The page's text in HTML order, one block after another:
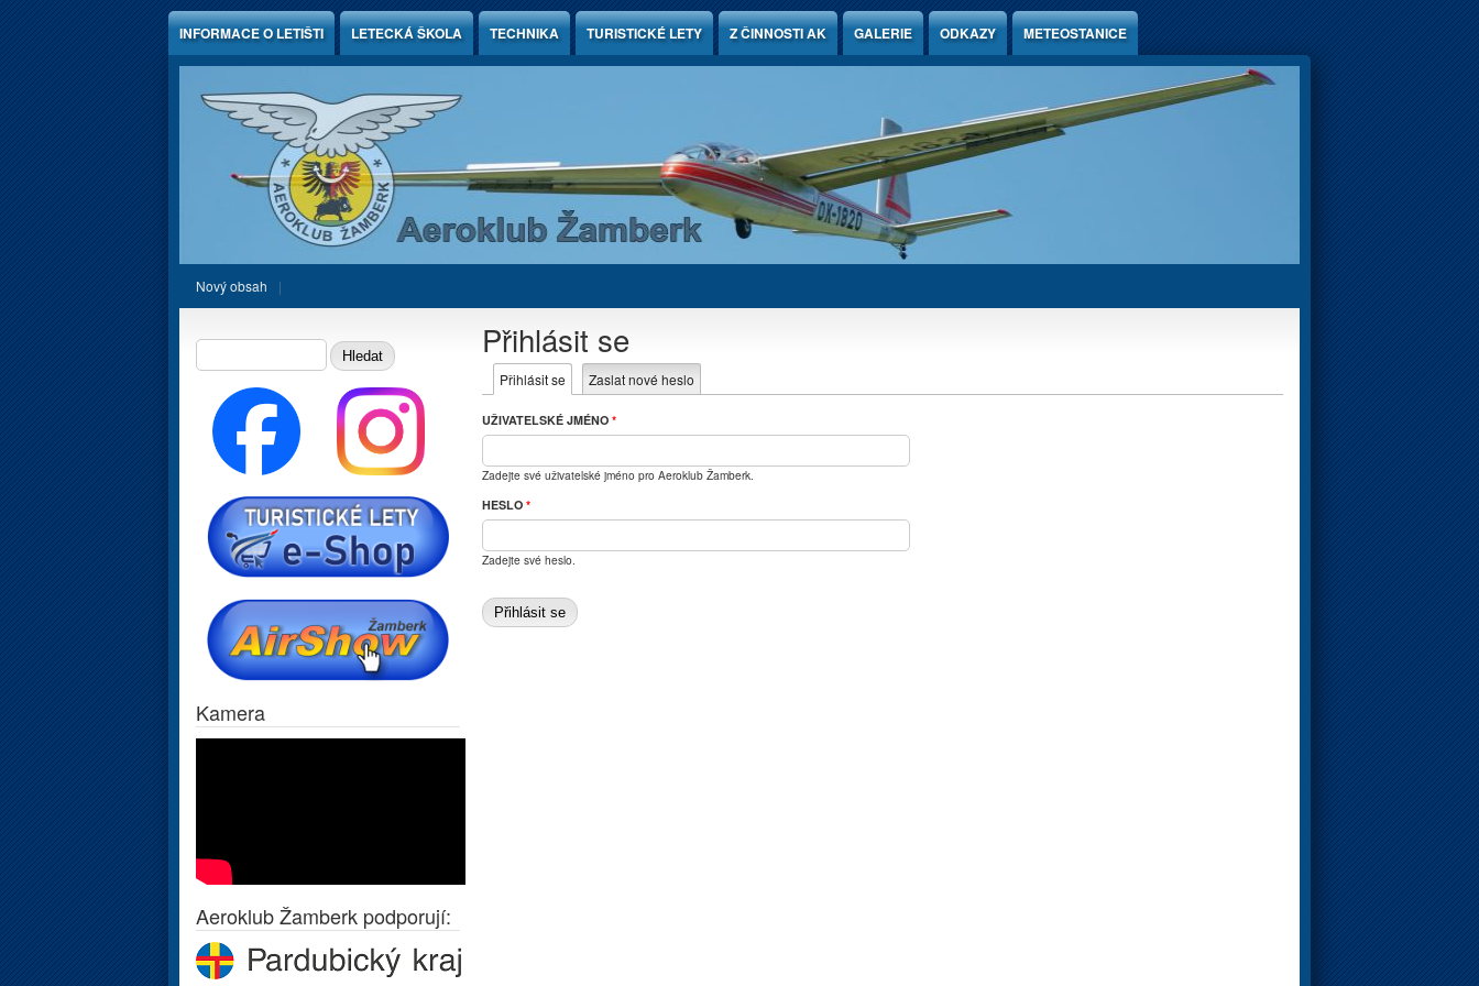
INFORMACE O LETIŠTI LETECKÁ ŠKOLA TECHNIKA TURISTICKÉ LETY Z ČINNOSTI AK GALERIE ODKAZY METEOSTANICE
Nový obsah
Přihlásit se
Hlavní záložky
Přihlásit se (aktivní záložka)
Zaslat nové heslo
UŽIVATELSKÉ JMÉNO *
Zadejte své uživatelské jméno pro Aeroklub Žamberk.
HESLO *
Zadejte své heslo.
Vyhledávání
Kamera
Aeroklub Žamberk podporují: